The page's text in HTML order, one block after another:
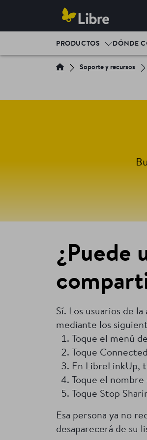
PRODUCTOS DÓNDE
Soporte y recursos
¿Puede
Sí. Los usuarios de
mediante los
Toque el menú
Toque
En LibreLinkUp,
Toque el
Toque Stop
Esa persona ya no
desaparecerá de su